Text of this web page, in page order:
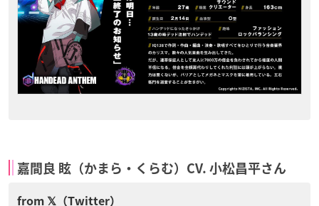
嘉間良 眩（かまら・くらむ）CV. 小松昌平さん